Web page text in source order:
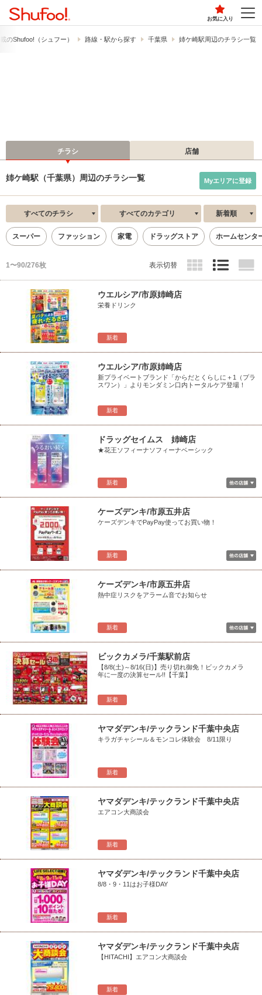
お気に入り
の​Shufoo!​（シュフー） 路線・駅から探す 千葉県 姉ケ崎駅周辺のチラシ一覧
チラシ 店舗
姉ケ崎駅（千葉県）周辺のチラシ一覧 Myエリアに登録
すべてのチラシ すべてのカテゴリ 新着順
スーパー ファッション 家電 ドラッグストア ホームセンタ
1〜90/276枚 表示切替
新着
ウエルシア/市原姉崎店
栄養ドリンク
新着
ウエルシア/市原姉崎店
新プライベートブランド「からだとくらしに＋1（プラ
スワン）」よりモンダミン口内トータルケア登場！
新着
ドラッグセイムス 姉崎店
★花王ソフィーナソフィーナベーシック
新着
ケーズデンキ/市原五井店
ケーズデンキでPayPay使ってお買い物！
新着
ケーズデンキ/市原五井店
熱中症リスクをアラーム音でお知らせ
新着
ビックカメラ/千葉駅前店
【8/8(土)～8/16(日)】売り切れ御免！ビックカメラ
年に一度の決算セール!!【千葉】
新着
ヤマダデンキ/テックランド千葉中央店
キラガチャシール＆モンコレ体験会 8/11限り
新着
ヤマダデンキ/テックランド千葉中央店
エアコン大商談会
新着
ヤマダデンキ/テックランド千葉中央店
8/8・9・11はお子様DAY
新着
ヤマダデンキ/テックランド千葉中央店
【HITACHI】エアコン大商談会